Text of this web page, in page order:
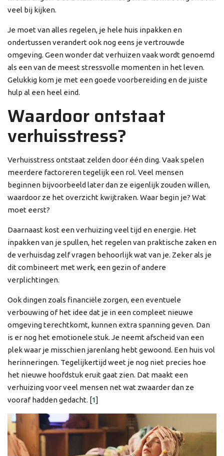
veel bij kijken.
Je moet van alles regelen, je hele huis inpakken en
ondertussen verandert ook nog eens je vertrouwde
omgeving. Geen wonder dat verhuizen vaak wordt genoemd
als een van de meest stressvolle momenten in het leven.
Gelukkig kom je met een goede voorbereiding en de juiste
hulp al een heel eind.
Waardoor ontstaat
verhuisstress?
Verhuisstress ontstaat zelden door één ding. Vaak spelen
meerdere factoreren tegelijk een rol. Veel mensen
beginnen bijvoorbeeld later dan ze eigenlijk zouden willen,
waardoor ze het overzicht kwijtraken. Waar begin je? Wat
moet eerst?
Daarnaast kost een verhuizing veel tijd en energie. Het
inpakken van je spullen, het regelen van praktische zaken en
de verhuisdag zelf vragen behoorlijk wat van je. Zeker als je
dit combineert met werk, een gezin of andere
verplichtingen.
Ook dingen zoals financiële zorgen, een eventuele
verbouwing of het idee dat je in een compleet nieuwe
omgeving terechtkomt, kunnen extra spanning geven. Dan
is er nog het emotionele stuk. Je neemt afscheid van een
plek waar je misschien jarenlang hebt gewoond. Een huis vol
herinneringen. Tegelijkertijd weet je nog niet precies hoe
het nieuwe hoofdstuk eruit gaat zien. Dat maakt een
verhuizing voor veel mensen net wat zwaarder dan ze
vooraf hadden gedacht. [1]